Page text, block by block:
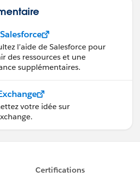
l’aide de Salesforce pour
des ressources et une
supplémentaires.
votre idée sur